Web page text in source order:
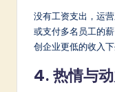
没有工资支出，运
或支付多名员工的
创企业更低的收入下
4. 热情与